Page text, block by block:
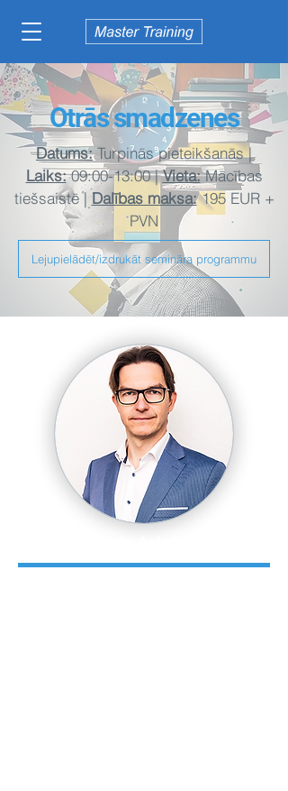
Otrās smadzenes
Datums:Turpinās pieteikšanās |
Laiks:09:00-13:00 |Vieta:Mācības
tiešsaistē |Dalības maksa:195 EUR +
PVN
Lejupielādēt/izdrukāt semināra programmu